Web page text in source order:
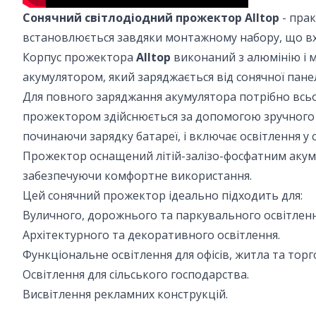
Сонячний світлодіодний прожектор Alltop -
встановлюється завдяки монтажному набору, що
Корпус прожектора Alltop виконаний з алюмінію і
акумулятором, який заряджається від сонячної
Для повного заряджання акумулятора потрібно
прожектором здійснюється за допомогою
починаючи зарядку батареї, і включає освітлення у
Прожектор оснащений літій-залізо-фосфатним
забезпечуючи комфортне використання.
Цей сонячний прожектор ідеально підходить для:
Вуличного, дорожнього та паркувального
Архітектурного та декоративного освітлення.
Функціональне освітлення для офісів, житла та
Освітлення для сільського господарства.
Висвітлення рекламних конструкцій.